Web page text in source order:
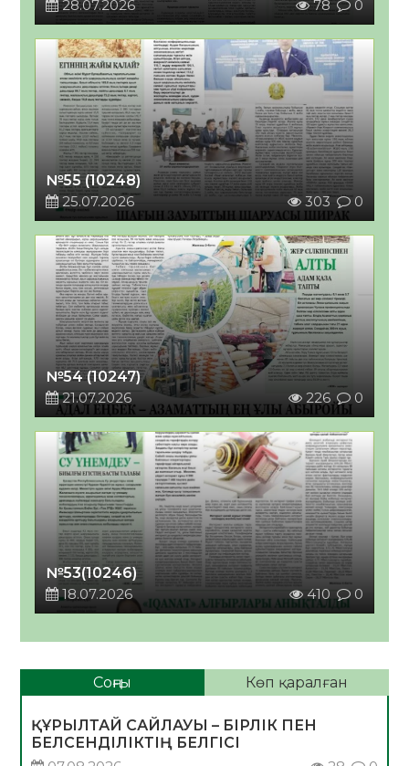
28.07.2026
78 0
№55 (10248)
25.07.2026
303 0
№54 (10247)
21.07.2026
226 0
№53(10246)
18.07.2026
410 0
Соңғы Көп қаралған
ҚҰРЫЛТАЙ САЙЛАУЫ – БІРЛІК ПЕН
БЕЛСЕНДІЛІКТІҢ БЕЛГІСІ